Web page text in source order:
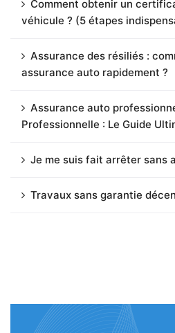
Comment obtenir un
véhicule ? (5 étapes
Assurance des résiliés :
assurance auto rapidement ?
Assurance auto
Professionnelle : Le Guide
Je me suis fait arrêter sans
Travaux sans garantie